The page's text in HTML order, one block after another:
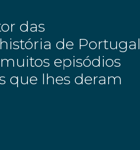
das
de Portugal
episódios
que lhes deram